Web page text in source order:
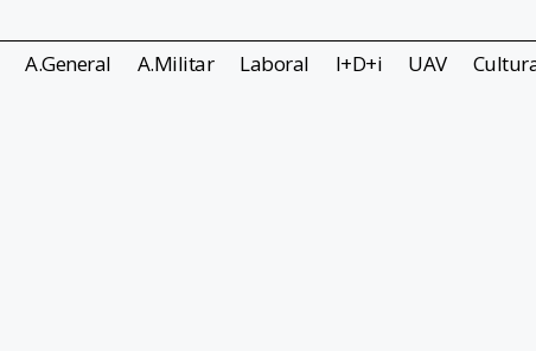
A.General A.Militar Laboral I+D+i UAV